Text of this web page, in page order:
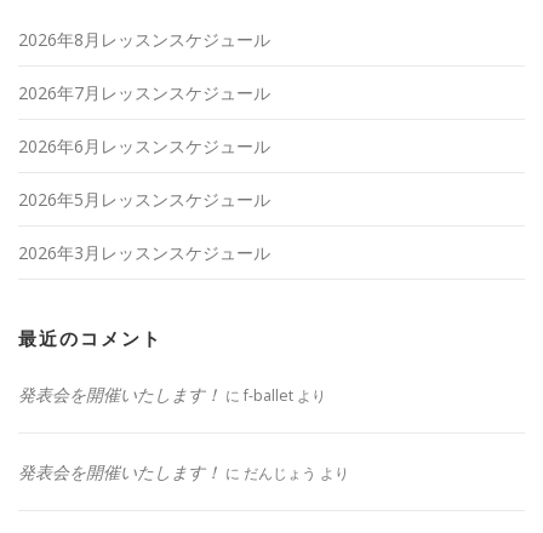
2026年8月レッスンスケジュール
2026年7月レッスンスケジュール
2026年6月レッスンスケジュール
2026年5月レッスンスケジュール
2026年3月レッスンスケジュール
最近のコメント
発表会を開催いたします！ に f-ballet より
発表会を開催いたします！ に だんじょう より